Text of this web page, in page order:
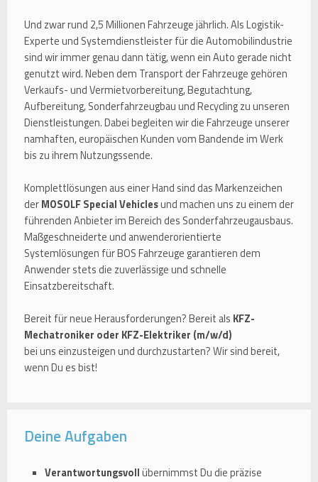
Und zwar rund 2,5 Millionen Fahrzeuge jährlich. Als Logistik-
Experte und Systemdienstleister für die Automobilindustrie
sind wir immer genau dann tätig, wenn ein Auto gerade nicht
genutzt wird. Neben dem Transport der Fahrzeuge gehören
Verkaufs- und Vermietvorbereitung, Begutachtung,
Aufbereitung, Sonderfahrzeugbau und Recycling zu unseren
Dienstleistungen. Dabei begleiten wir die Fahrzeuge unserer
namhaften, europäischen Kunden vom Bandende im Werk
bis zu ihrem Nutzungssende.
Komplettlösungen aus einer Hand sind das Markenzeichen
derMOSOLF Special Vehiclesund machen uns zu einem der
führenden Anbieter im Bereich des Sonderfahrzeugausbaus.
Maßgeschneiderte und anwenderorientierte
Systemlösungen für BOS Fahrzeuge garantieren dem
Anwender stets die zuverlässige und schnelle
Einsatzbereitschaft.
Bereit für neue Herausforderungen? Bereit als KFZ-
Mechatroniker oder KFZ-Elektriker (m/w/d)
bei uns einzusteigen und durchzustarten? Wir sind bereit,
wenn Du es bist!
Deine Aufgaben
Verantwortungsvollübernimmst Du die präzise